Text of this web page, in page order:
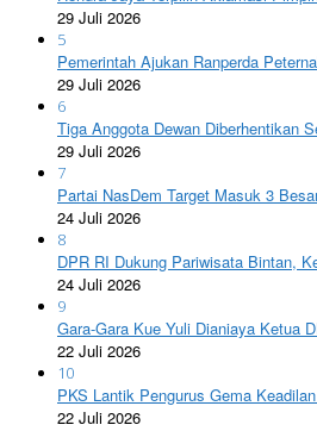
29 Juli 2026
5
Pemerintah Ajukan Ranperda
29 Juli 2026
6
Tiga Anggota Dewan Diberhentikan
29 Juli 2026
7
Partai NasDem Target Masuk 3
24 Juli 2026
8
DPR RI Dukung Pariwisata Bintan,
24 Juli 2026
9
Gara-Gara Kue Yuli Dianiaya Ketua
22 Juli 2026
10
PKS Lantik Pengurus Gema
22 Juli 2026